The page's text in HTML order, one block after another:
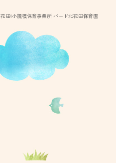
|小規模保育事業所 バード北花田保育園